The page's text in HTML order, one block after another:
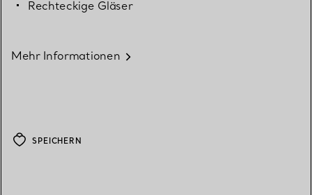
Rechteckige Gläser
Mehr Informationen
SPEICHERN